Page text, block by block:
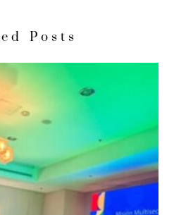
Posts